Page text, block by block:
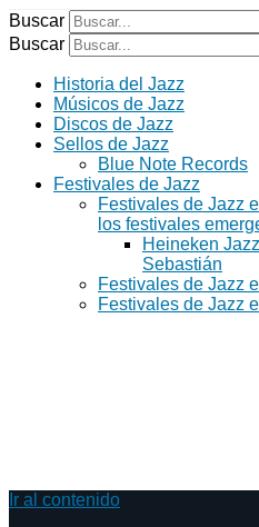
Buscar
Buscar
Historia del Jazz
Músicos de Jazz
Discos de Jazz
Sellos de Jazz
Blue Note Records
Festivales de Jazz
Festivales de Jazz
los festivales
Heineken
Sebastián
Festivales de Jazz
Festivales de Jazz
Ir al contenido